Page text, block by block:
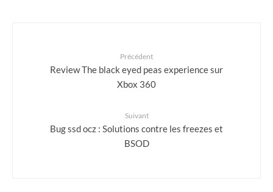
Précédent
Review The black eyed peas experience sur
Xbox 360
Suivant
Bug ssd ocz : Solutions contre les freezes et
BSOD